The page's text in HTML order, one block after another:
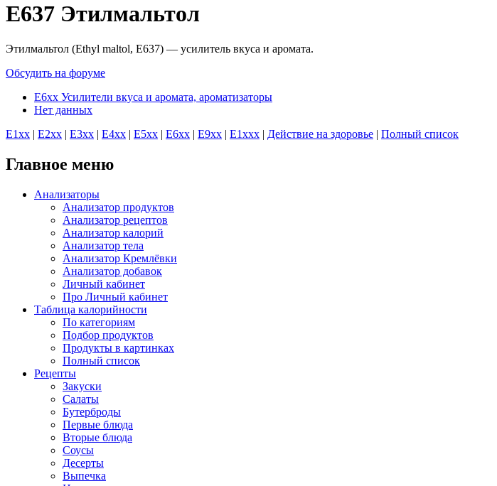
E637 Этилмальтол
Этилмальтол (Ethyl maltol, E637) — усилитель вкуса и аромата.
Обсудить на форуме
E6xx Усилители вкуса и аромата, ароматизаторы
Нет данных
E1хх | E2хх | E3хх | E4хх | E5хх | E6хх | E9хх | E1xхх | Действие на здоровье | Полный список
Главное меню
Анализаторы
Анализатор продуктов
Анализатор рецептов
Анализатор калорий
Анализатор тела
Анализатор Кремлёвки
Анализатор добавок
Личный кабинет
Про Личный кабинет
Таблица калорийности
По категориям
Подбор продуктов
Продукты в картинках
Полный список
Рецепты
Закуски
Салаты
Бутерброды
Первые блюда
Вторые блюда
Соусы
Десерты
Выпечка